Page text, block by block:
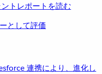
として評価
連携により、進化し